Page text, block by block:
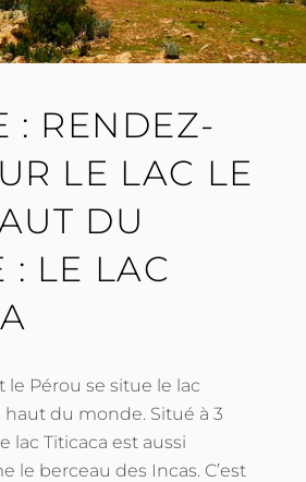
: RENDEZ-
LE LAC LE
DU
: LE LAC
le Pérou se situe le lac
du monde. Situé à 3
lac Titicaca est aussi
le berceau des Incas. C’est